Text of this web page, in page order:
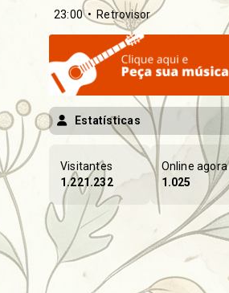
23:00 Retrovisor
Estatísticas
Visitantes
1.221.232
Online agora
1.025